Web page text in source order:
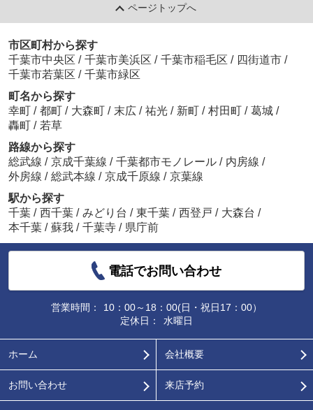
ページトップへ
市区町村から探す
千葉市中央区 / 千葉市美浜区 / 千葉市稲毛区 / 四街道市 /
千葉市若葉区 / 千葉市緑区
町名から探す
幸町 / 都町 / 大森町 / 末広 / 祐光 / 新町 / 村田町 / 葛城 /
轟町 / 若草
路線から探す
総武線 / 京成千葉線 / 千葉都市モノレール / 内房線 /
外房線 / 総武本線 / 京成千原線 / 京葉線
駅から探す
千葉 / 西千葉 / みどり台 / 東千葉 / 西登戸 / 大森台 /
本千葉 / 蘇我 / 千葉寺 / 県庁前
電話でお問い合わせ
営業時間：
10：00～18：00(日・祝日17：00）
定休日：
水曜日
ホーム 会社概要
お問い合わせ 来店予約